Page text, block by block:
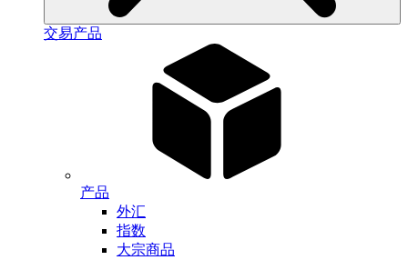
交易产品
产品
外汇
指数
大宗商品